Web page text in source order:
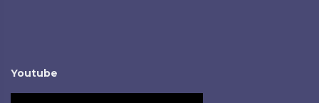
Youtube